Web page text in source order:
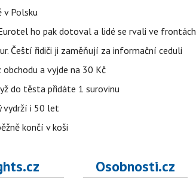
v Polsku
ho pak dotoval a lidé se rvali ve frontách
Čeští řidiči ji zaměňují za informační ceduli
a vyjde na 30 Kč
do těsta přidáte 1 surovinu
vydrží i 50 let
končí v koši
Osobnosti.cz